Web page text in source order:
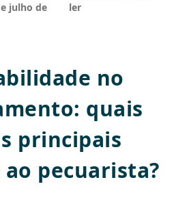
julho de
ler
no
quais
principais
ao pecuarista?